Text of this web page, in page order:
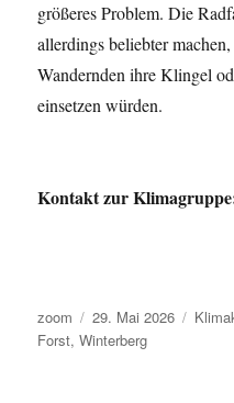
größeres Problem. Die
allerdings beliebter
Wandernden ihre Klingel
einsetzen würden.
Kontakt zur
Autor
zoom
Veröffentlicht
am
29. Mai 2026
Forst,Winterberg